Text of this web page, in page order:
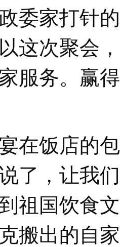
委家打针
这次聚会
服务。赢
在饭店的
了，让我
祖国饮食
搬出的自